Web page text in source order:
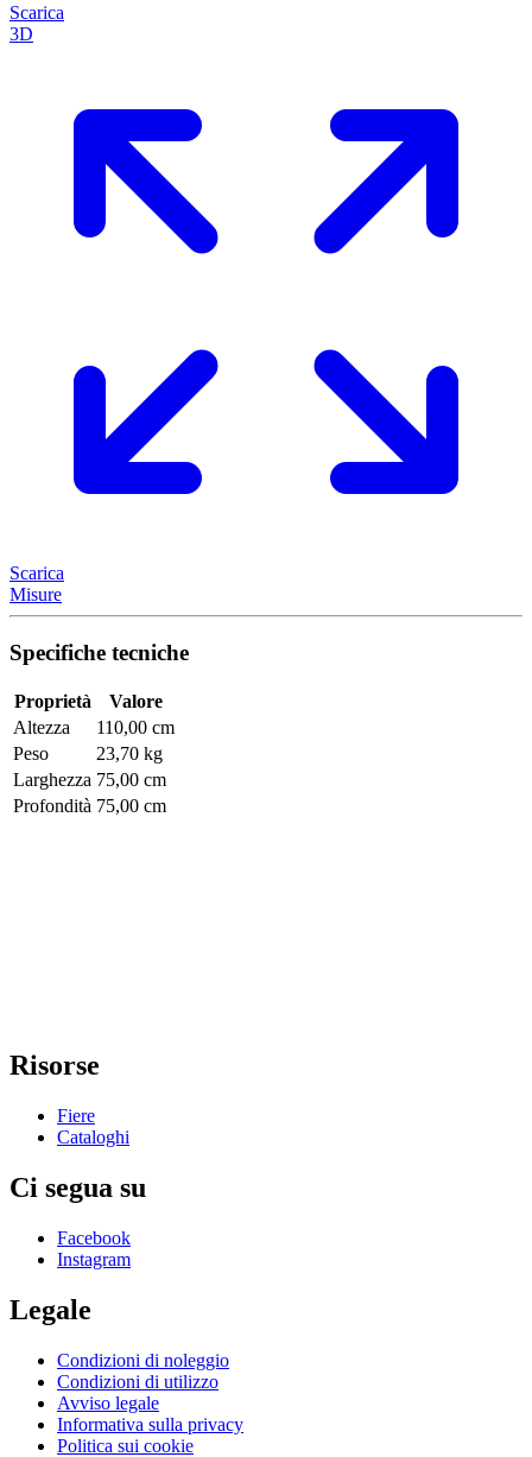
Scarica
3D
Scarica
Misure
Specifiche tecniche
Proprietà
Valore
Altezza
110,00 cm
Peso
23,70 kg
Larghezza 75,00 cm
Profondità 75,00 cm
Risorse
Fiere
Cataloghi
Ci segua su
Facebook
Instagram
Legale
Condizioni di noleggio
Condizioni di utilizzo
Avviso legale
Informativa sulla privacy
Politica sui cookie